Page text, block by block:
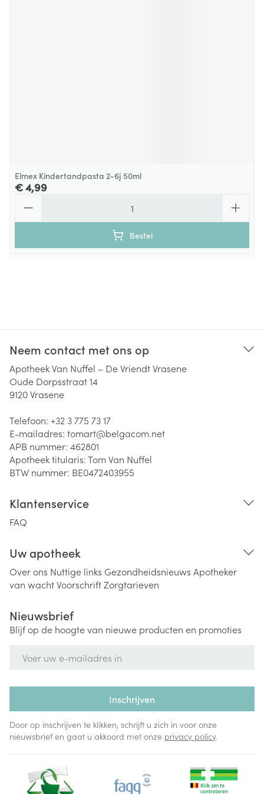
Elmex Kindertandpasta 2-6j 50ml
€ 4,99
Bestel
Neem contact met ons op
Apotheek Van Nuffel – De Vriendt Vrasene
Oude Dorpsstraat 14
9120Vrasene
Telefoon: +32 3 775 73 17
E-mailadres: tomart@belgacom.net
APB nummer: 462801
Apotheek titularis:Tom Van Nuffel
BTW nummer: BE0472403955
Klantenservice
FAQ
Uw apotheek
Over ons Nuttige links Gezondheidsnieuws Apotheker
van wachtVoorschriftZorgtarieven
Nieuwsbrief
Blijf op de hoogte van nieuwe producten en promoties
Inschrijven
Door op inschrijven te klikken, schrijft u zich in voor onze
nieuwsbrief en gaat u akkoord met onze privacy policy.